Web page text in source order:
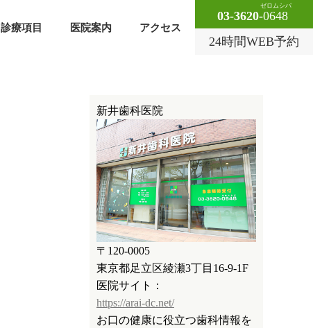
診療項目 医院案内 アクセス
03-3620-0648
ゼロムシバ
24時間WEB予約
新井歯科医院
〒120-0005
東京都足立区綾瀬3丁目16-9-1F
医院サイト：
https://arai-dc.net/
お口の健康に役立つ歯科情報を